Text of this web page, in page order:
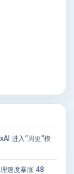
进入”周更”模
速度暴涨 48